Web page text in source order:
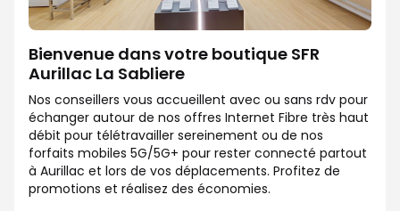
Bienvenue dans votre boutique SFR
Aurillac La Sabliere
Nos conseillers vous accueillent avec ou sans rdv pour
échanger autour de nos offres Internet Fibre très haut
débit pour télétravailler sereinement ou de nos
forfaits mobiles 5G/5G+ pour rester connecté partout
à Aurillac et lors de vos déplacements. Profitez de
promotions et réalisez des économies.